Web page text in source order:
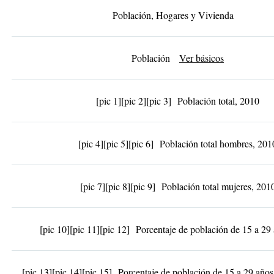
Población, Hogares y Vivienda
Población Ver básicos
[pic 1][pic 2][pic 3] Población total, 2010
[pic 4][pic 5][pic 6] Población total hombres,
[pic 7][pic 8][pic 9] Población total mujeres,
[pic 10][pic 11][pic 12] Porcentaje de población de 15 a 29